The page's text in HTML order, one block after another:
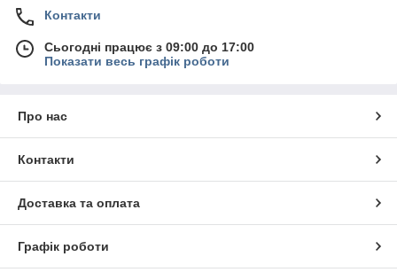
Контакти
Сьогодні працює з 09:00 до 17:00
Показати весь графік роботи
Про нас
Контакти
Доставка та оплата
Графік роботи